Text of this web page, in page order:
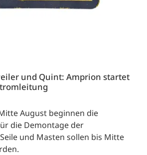
und Quint: Amprion startet
August beginnen die
die Demontage der
und Masten sollen bis Mitte